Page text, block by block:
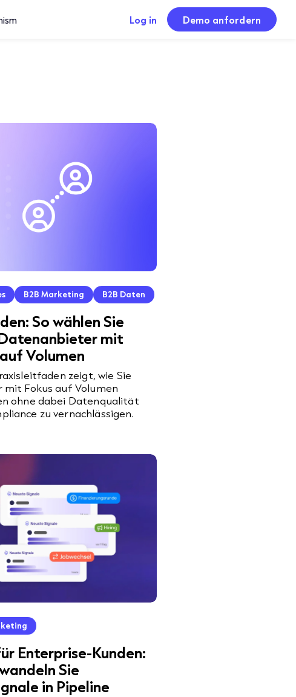
Log in Demo anfordern
B2B Marketing B2B Daten
So wählen Sie
mit
Volumen
zeigt, wie Sie
Fokus auf Volumen
ohne dabei Datenqualität
zu vernachlässigen.
Enterprise-Kunden:
Sie
in Pipeline